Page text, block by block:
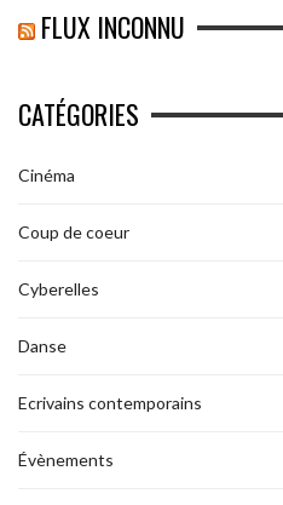
FLUX INCONNU
CATÉGORIES
Cinéma
Coup de coeur
Cyberelles
Danse
Ecrivains contemporains
Évènements